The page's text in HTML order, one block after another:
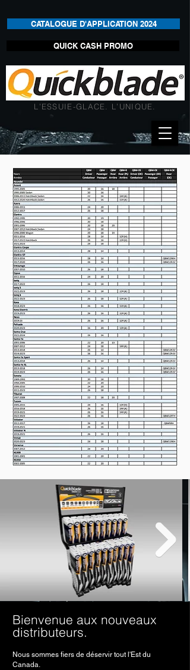
CATALOGUE D'APPLICATION 2024
QUICK CASH PROMO
L’ESSUIE-GLACE. L’UNIQUE.
Bienvenue aux nouveaux
distributeurs.
Nous sommes fiers de déservir tout l'Est du
Canada.